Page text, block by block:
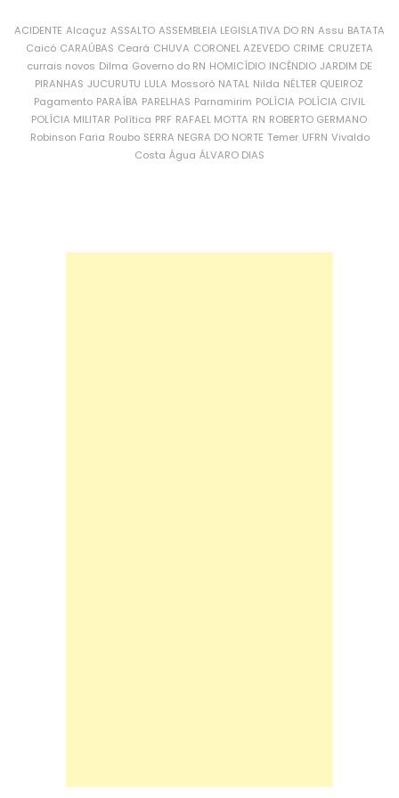
ACIDENTE Alcaçuz ASSALTO ASSEMBLEIA LEGISLATIVA DO RN Assu BATATA
Caicó CARAÚBAS Ceará CHUVA CORONEL AZEVEDO CRIME CRUZETA
currais novos Dilma Governo do RN HOMICÍDIO INCÊNDIO JARDIM DE
PIRANHAS JUCURUTU LULA Mossoró NATAL Nilda NÉLTER QUEIROZ
Pagamento PARAÍBA PARELHAS Parnamirim POLÍCIA POLÍCIA CIVIL
POLÍCIA MILITAR Política PRF RAFAEL MOTTA RN ROBERTO GERMANO
Robinson Faria Roubo SERRA NEGRA DO NORTE Temer UFRN Vivaldo
Costa Água ÁLVARO DIAS